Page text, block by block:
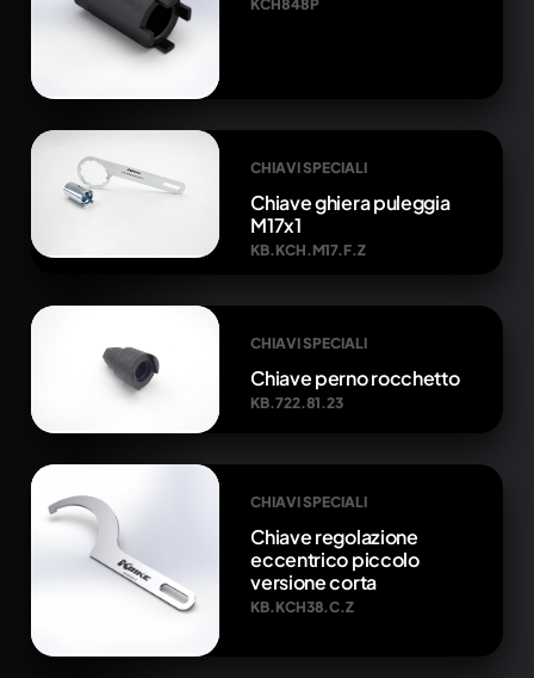
KCH848P
CHIAVI SPECIALI
Chiave ghiera puleggia
M17x1
KB.KCH.M17.F.Z
CHIAVI SPECIALI
Chiave perno rocchetto
KB.722.81.23
CHIAVI SPECIALI
Chiave regolazione
eccentrico piccolo
versione corta
KB.KCH38.C.Z